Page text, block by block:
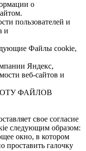
о
пользователей и
и
Файлы cookie,
Яндекс,
веб-сайтов и
ФАЙЛОВ
свое согласие
следующим образом:
окно, в котором
проставить галочку